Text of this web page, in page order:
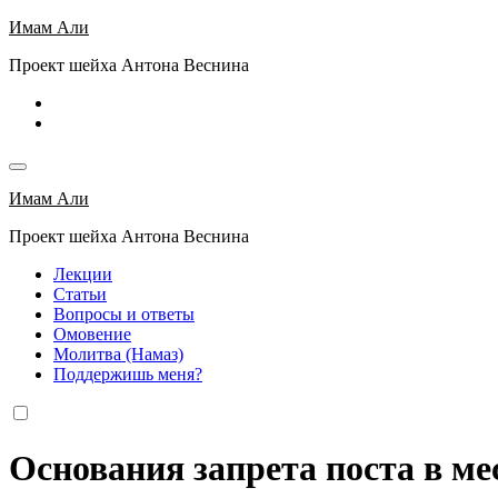
Перейти
содержимому
Имам Али
Проект шейха Антона Веснина
Имам Али
Проект шейха Антона Веснина
Лекции
Статьи
Вопросы и ответы
Омовение
Молитва (Намаз)
Поддержишь меня?
Основания запрета поста в